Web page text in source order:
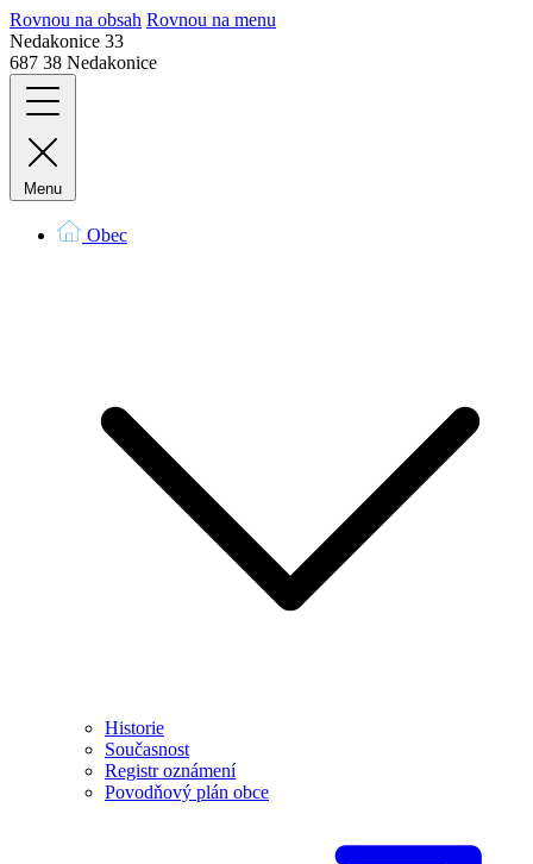
Rovnou na obsah Rovnou na menu
Nedakonice 33
687 38 Nedakonice
Menu
Obec
Historie
Současnost
Registr oznámení
Povodňový plán obce